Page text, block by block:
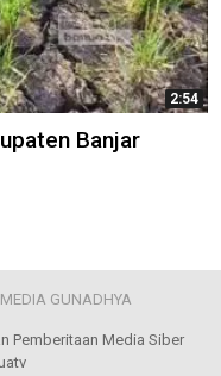
2:54
Banjar
GUNADHYA
Pemberitaan Media Siber